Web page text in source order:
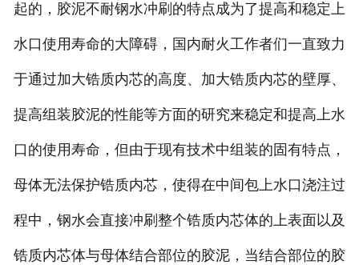
起的，胶泥不耐钢水冲刷的特点成为了提高和稳定上
水口使用寿命的大障碍，国内耐火工作者们一直致力
于通过加大锆质内芯的高度、加大锆质内芯的壁厚、
提高组装胶泥的性能等方面的研究来稳定和提高上水
口的使用寿命，但由于现有技术中组装的固有特点，
母体无法保护锆质内芯，使得在中间包上水口浇注过
程中，钢水会直接冲刷整个锆质内芯体的上表面以及
锆质内芯体与母体结合部位的胶泥，当结合部位的胶